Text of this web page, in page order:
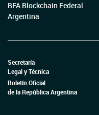
BFA Blockchain Federal
Argentina
Secretaría
Legal y Técnica
Boletín Oficial
de la República Argentina